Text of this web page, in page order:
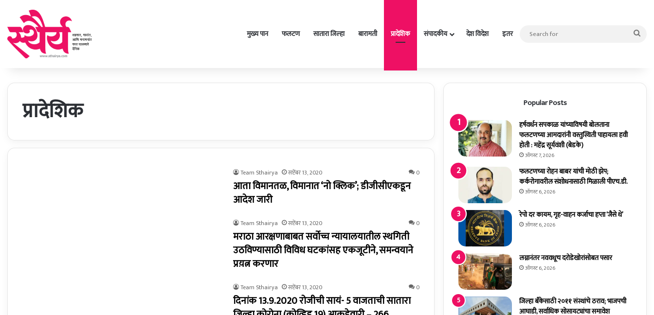
मुख्य पान फलटण सातारा जिल्हा बारामती प्रादेशिक संपादकीय देश विदेश इतर
प्रादेशिक
Team Sthairya सप्टेंबर 13, 2020 0
आता विमानतळ, विमानात ‘नो क्लिक’; डीजीसीएकडून
आदेश जारी
Team Sthairya सप्टेंबर 13, 2020 0
मराठा आरक्षणाबाबत सर्वोच्च न्यायालयातील स्थगिती
उठविण्यासाठी विविध घटकांसह एकजूटीने, समन्वयाने
प्रय़त्न करणार
Team Sthairya सप्टेंबर 13, 2020 0
दिनांक 13.9.2020 रोजीची सायं- 5 वाजताची सातारा
Popular Posts
हर्षवर्धन सपकाळ यांच्याविषयी बोलताना
फलटणच्या आमदारांनी वस्तुस्थिती पाहायला हवी
होती : महेंद्र सूर्यवंशी (बेडके)
ऑगस्ट 7, 2026
फलटणच्या रोहन बाबर यांची मोठी झेप;
कर्करोगावरील संशोधनासाठी मिळाली पीएच.डी.
ऑगस्ट 6, 2026
रेपो दर कायम, गृह-वाहन कर्जाचा हप्ता ‘जैसे थे’
ऑगस्ट 6, 2026
लग्नानंतर नववधूच दरोडेखोरांसोबत पसार
ऑगस्ट 6, 2026
जिल्हा बँकेसाठी २०११ संस्थांचे ठराव; भाजपची
आघाडी, सर्वाधिक सोसायट्यांचा समावेश